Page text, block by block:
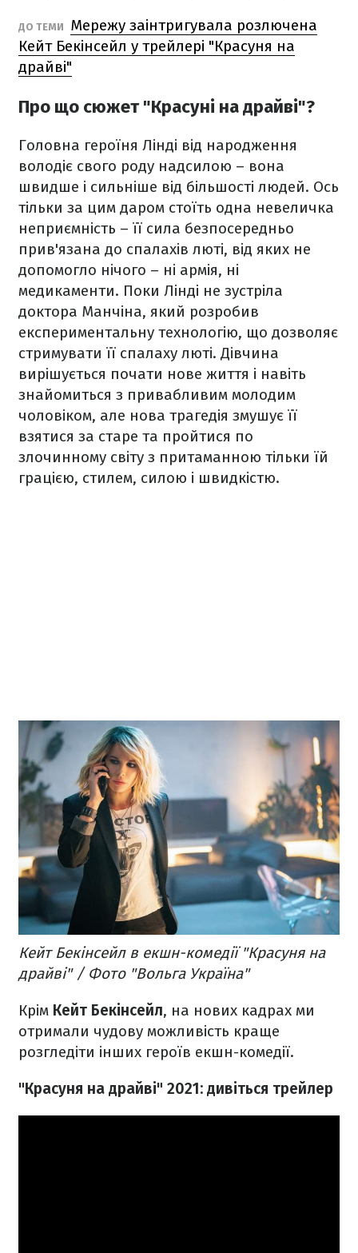
ДО ТЕМИ
Мережу заінтригувала розлючена
Кейт Бекінсейл у трейлері "Красуня на
драйві"
Про що сюжет "Красуні на драйві"?
Головна героїня Лінді від народження
володіє свого роду надсилою – вона
швидше і сильніше від більшості людей. Ось
тільки за цим даром стоїть одна невеличка
неприємність – її сила безпосередньо
прив'язана до спалахів люті, від яких не
допомогло нічого – ні армія, ні
медикаменти. Поки Лінді не зустріла
доктора Манчіна, який розробив
експериментальну технологію, що дозволяє
стримувати її спалаху люті. Дівчина
вирішується почати нове життя і навіть
знайомиться з привабливим молодим
чоловіком, але нова трагедія змушує її
взятися за старе та пройтися по
злочинному світу з притаманною тільки їй
грацією, стилем, силою і швидкістю.
Кейт Бекінсейл в екшн-комедії "Красуня на
драйві" / Фото "Вольга Україна"
Крім Кейт Бекінсейл, на нових кадрах ми
отримали чудову можливість краще
розгледіти інших героїв екшн-комедії.
"Красуня на драйві" 2021: дивіться трейлер